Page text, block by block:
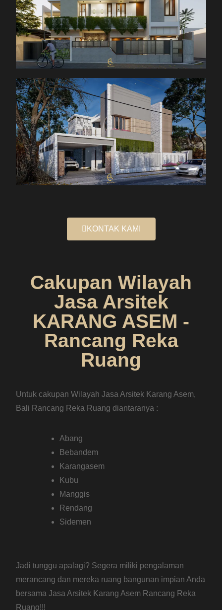
KONTAK KAMI
Cakupan Wilayah
Jasa Arsitek
KARANG ASEM -
Rancang Reka
Ruang
Untuk cakupan Wilayah Jasa Arsitek Karang Asem,
Bali Rancang Reka Ruang diantaranya :
Abang
Bebandem
Karangasem
Kubu
Manggis
Rendang
Sidemen
Jadi tunggu apalagi? Segera miliki pengalaman
merancang dan mereka ruang bangunan impian Anda
bersama Jasa Arsitek Karang Asem Rancang Reka
Ruang!!!